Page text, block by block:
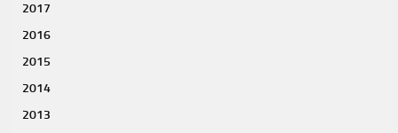
2017
2016
2015
2014
2013